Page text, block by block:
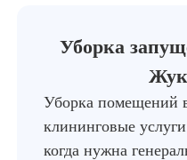
Уборка
Уборка помещений
клининговые
когда нужна